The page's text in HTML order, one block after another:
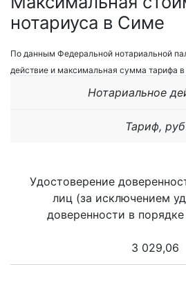
нотариуса в Симе
По данным Федеральной нотариальной
действие и максимальная сумма тарифа в
Нотариальное
Тариф, руб
Удостоверение
лиц (за исключением
доверенности в
3 029,06